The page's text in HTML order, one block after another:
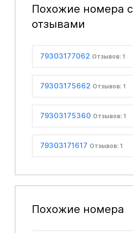
Похожие номера с
отзывами
79303177062 Отзывов: 1
79303175662 Отзывов: 1
79303175360 Отзывов: 1
79303171617 Отзывов: 1
Похожие номера